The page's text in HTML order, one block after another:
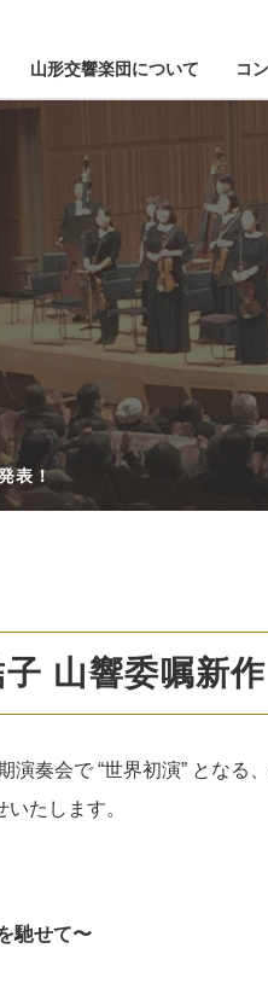
山形交響楽団について
山響が目指すもの
指揮者・楽団員紹介
山響アマデウスコア
山響の教育・地域交流
動画で見る山響
団体情報
コ
チケ
定期演
表！
山響委嘱新
演奏会で “世界初演” となる
たします。
馳せて〜